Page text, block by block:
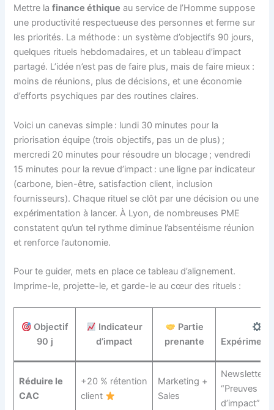
Mettre lafinance éthique au service de l’Homme suppose
une productivité respectueuse des personnes et ferme sur
les priorités. La méthode : un système d’objectifs 90 jours,
quelques rituels hebdomadaires, et un tableau d’impact
partagé. L’idée n’est pas de faire plus, mais de faire mieux :
moins de réunions, plus de décisions, et une économie
d’efforts psychiques par des routines claires.
Voici un canevas simple : lundi 30 minutes pour la
priorisation équipe (trois objectifs, pas un de plus) ;
mercredi 20 minutes pour résoudre un blocage ; vendredi
15 minutes pour la revue d’impact : une ligne par indicateur
(carbone, bien-être, satisfaction client, inclusion
fournisseurs). Chaque rituel se clôt par une décision ou une
expérimentation à lancer. À Lyon, de nombreuses PME
constatent qu’un tel rythme diminue l’absentéisme réunion
et renforce l’autonomie.
Pour te guider, mets en place ce tableau d’alignement.
Imprime-le, projette-le, et garde-le au cœur des rituels :
Objectif
90 j
Indicateur
d’impact
Partie
prenante
Réduire le
CAC
+20 % rétention
client
Marketing +
Sales
Newsletter
“Preuves
d’impact”